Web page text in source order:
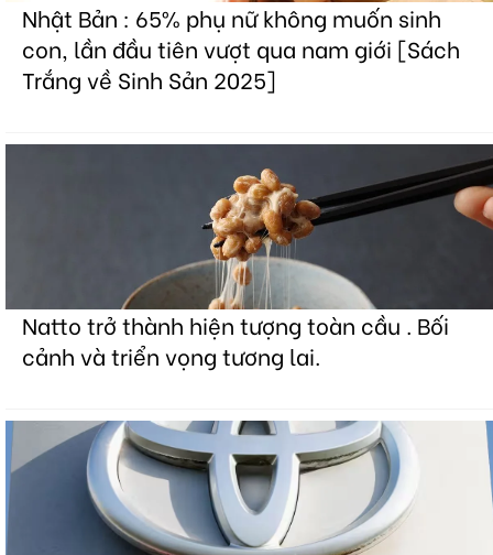
Nhật Bản : 65% phụ nữ không muốn sinh
con, lần đầu tiên vượt qua nam giới [Sách
Trắng về Sinh Sản 2025]
Natto trở thành hiện tượng toàn cầu . Bối
cảnh và triển vọng tương lai.